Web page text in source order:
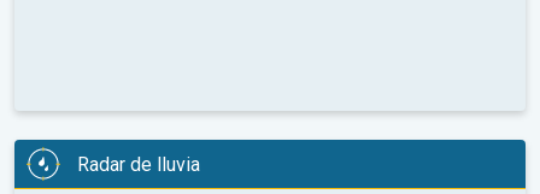
Radar de lluvia